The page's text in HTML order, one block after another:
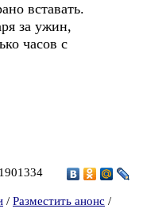
вставать.
за ужин,
часов с
/ Разместить анонс /